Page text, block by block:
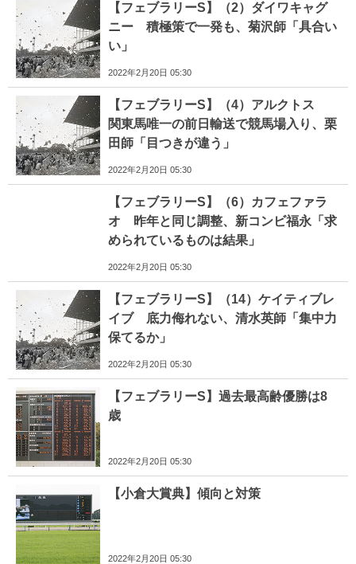
【フェブラリーS】（2）ダイワキャグ
ニー 積極策で一発も、菊沢師「具合い
い」
2022年2月20日 05:30
【フェブラリーS】（4）アルクトス
関東馬唯一の前日輸送で競馬場入り、栗
田師「目つきが違う」
2022年2月20日 05:30
【フェブラリーS】（6）カフェファラ
オ 昨年と同じ調整、新コンビ福永「求
められているものは結果」
2022年2月20日 05:30
【フェブラリーS】（14）ケイティブレ
イブ 底力侮れない、清水英師「集中力
保てるか」
2022年2月20日 05:30
【フェブラリーS】過去最高齢優勝は8
歳
2022年2月20日 05:30
【小倉大賞典】傾向と対策
2022年2月20日 05:30